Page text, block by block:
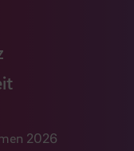
2026